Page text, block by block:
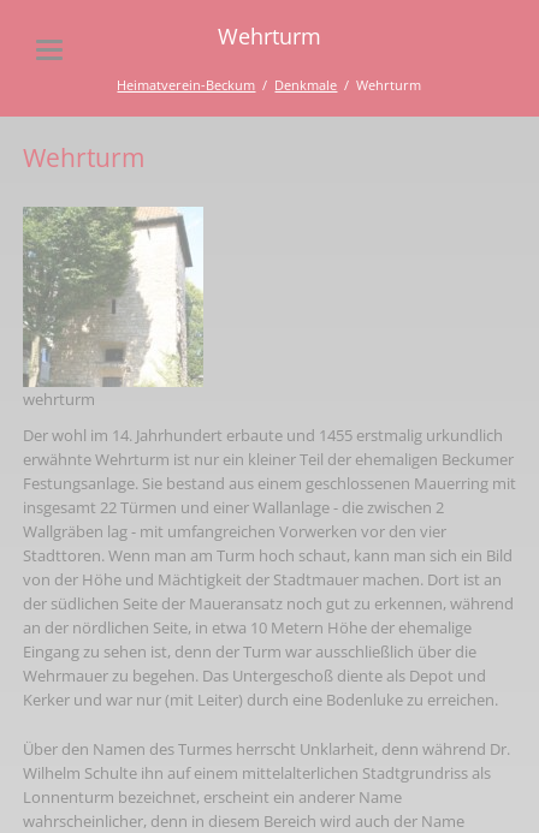
Wehrturm
Heimatverein-Beckum Denkmale Wehrturm
Wehrturm
wehrturm
Der wohl im 14. Jahrhundert erbaute und 1455 erstmalig urkundlich
erwähnte Wehrturm ist nur ein kleiner Teil der ehemaligen Beckumer
Festungsanlage. Sie bestand aus einem geschlossenen Mauerring mit
insgesamt 22 Türmen und einer Wallanlage - die zwischen 2
Wallgräben lag - mit umfangrei­chen Vorwerken vor den vier
Stadttoren. Wenn man am Turm hoch schaut, kann man sich ein Bild
von der Höhe und Mächtigkeit der Stadtmauer machen. Dort ist an
der südlichen Seite der Maueransatz noch gut zu erkennen, während
an der nördlichen Seite, in etwa 10 Metern Höhe der ehemalige
Eingang zu sehen ist, denn der Turm war ausschließlich über die
Wehrmauer zu begehen. Das Untergeschoß diente als Depot und
Kerker und war nur (mit Leiter) durch eine Bodenluke zu erreichen.
Über den Namen des Turmes herrscht Unklarheit, denn während Dr.
Wilhelm Schulte ihn auf einem mittelalterlichen Stadtgrundriss als
Lonnenturm bezeichnet, erscheint ein anderer Name
wahrscheinlicher, denn in diesem Bereich wird auch der Name